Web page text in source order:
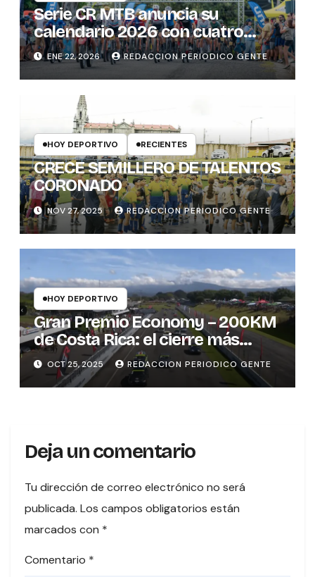
Serie CR MTB anuncia su
calendario 2026 con cuatro
fechas en distintas provincias
del país
ENE 22, 2026 REDACCION PERIODICO GENTE
HOY DEPORTIVO RECIENTES
CRECE SEMILLERO DE TALENTOS
CORONADO
NOV 27, 2025 REDACCION PERIODICO GENTE
HOY DEPORTIVO
Gran Premio Economy – 200KM
de Costa Rica: el cierre más
emocionante del automovilismo
nacional
OCT 25, 2025 REDACCION PERIODICO GENTE
Deja un comentario
Tu dirección de correo electrónico no será
publicada. Los campos obligatorios están
marcados con *
Comentario *